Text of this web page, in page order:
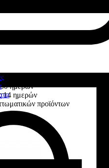
30 ημερών
14 ημερών
προϊόντων